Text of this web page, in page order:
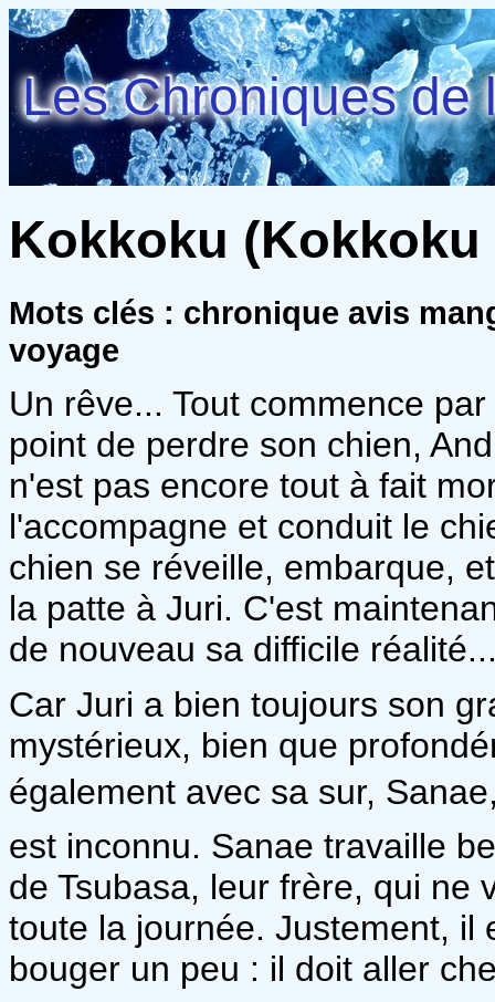
Les Chroniques de
Kokkoku (Kokkoku
Mots clés : chronique avis
voyage
Un rêve... Tout commence
point de perdre son chien,
n'est pas encore tout à fait
l'accompagne et conduit le
chien se réveille, embarque,
la patte à Juri. C'est
de nouveau sa difficile
Car Juri a bien toujours son
mystérieux, bien que
également avec sa sur,
est inconnu. Sanae travaille
de Tsubasa, leur frère, qui ne
toute la journée. Justement, il
bouger un peu : il doit aller